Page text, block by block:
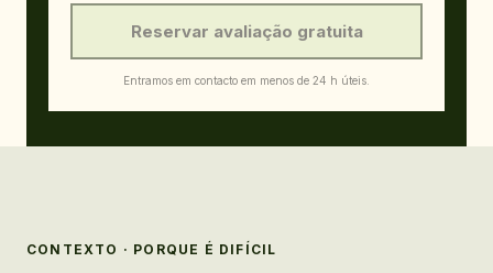
Reservar avaliação gratuita
Entramos em contacto em menos de 24 h úteis.
CONTEXTO · PORQUE É DIFÍCIL